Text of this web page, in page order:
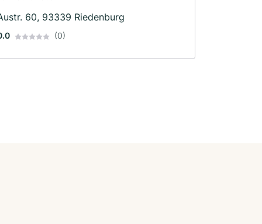
60, 93339 Riedenburg
(0)